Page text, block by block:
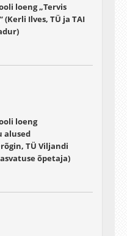
loeng „Tervis
Ilves, TÜ ja TAI
loeng
alused
TÜ Viljandi
õpetaja)